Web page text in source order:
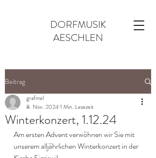
DORFMUSIK
AESCHLEN
Beitrag
Winterkonzert, 1.12.24
grafmel
8. Nov. 20241 Min. Lesezeit
Am ersten Advent verwöhnen wir Sie mit
unserem alljährlichen Winterkonzert in der